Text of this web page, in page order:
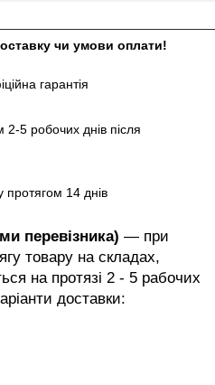
чи умови оплати!
гарантія
2-5 робочих днів після
14 днів
перевізника) — при
товару на складах,
на протязі 2 - 5 рабочих
доставки: